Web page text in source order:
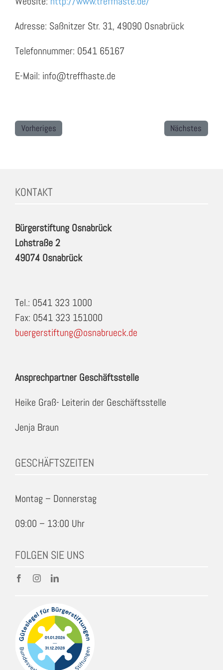
Adresse: Saßnitzer Str. 31, 49090 Osnabrück
Telefonnummer: 0541 65167
E-Mail: info@treffhaste.de
Vorheriges Nächstes
KONTAKT
Bürgerstiftung Osnabrück
Lohstraße 2
49074 Osnabrück
Tel.: 0541 323 1000
Fax: 0541 323 151000
buergerstiftung@osnabrueck.de
Ansprechpartner Geschäftsstelle
Heike Graß- Leiterin der Geschäftsstelle
Jenja Braun
GESCHÄFTSZEITEN
Montag – Donnerstag
09:00 – 13:00 Uhr
FOLGEN SIE UNS